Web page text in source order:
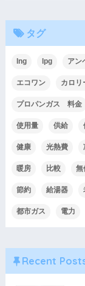
タグ
lng lpg アン
エコワン カロリ
プロパンガス 料金
使用量 供給
健康 光熱費
暖房 比較 無
節約 給湯器
都市ガス 電力
Recent